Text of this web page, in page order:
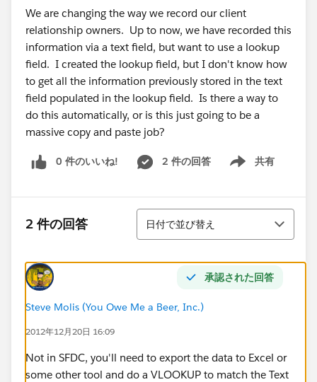
We are changing the way we record our client
relationship owners. Up to now, we have recorded this
information via a text field, but want to use a lookup
field. I created the lookup field, but I don't know how
to get all the information previously stored in the text
field populated in the lookup field. Is there a way to
do this automatically, or is this just going to be a
massive copy and paste job?
0 件のいいね! 2 件の回答 共有
Show menu
2 件の回答
並び替え
日付で並び替え
承認された回答
Steve Molis (You Owe Me a Beer, Inc.)
2012年12月20日 16:09
Not in SFDC, you'll need to export the data to Excel or
some other tool and do a VLOOKUP to match the Text